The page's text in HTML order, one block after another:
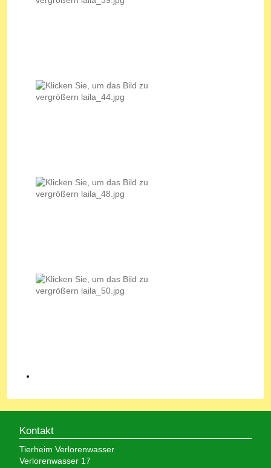
Kontakt
Tierheim Verlorenwasser
Verlorenwasser 17